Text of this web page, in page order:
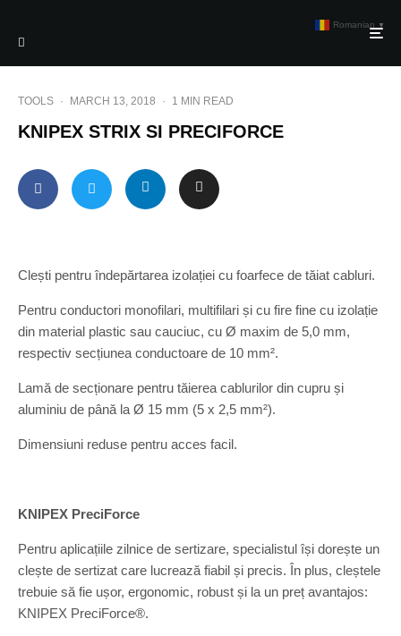
TOOLS · MARCH 13, 2018 · 1 MIN READ
KNIPEX STRIX SI PRECIFORCE
Clești pentru îndepărtarea izolației cu foarfece de tăiat cabluri.
Pentru conductori monofilari, multifilari și cu fire fine cu izolație
din material plastic sau cauciuc, cu Ø maxim de 5,0 mm,
respectiv secțiunea conductoare de 10 mm².
Lamă de secționare pentru tăierea cablurilor din cupru și
aluminiu de până la Ø 15 mm (5 x 2,5 mm²).
Dimensiuni reduse pentru acces facil.
KNIPEX PreciForce
Pentru aplicațiile zilnice de sertizare, specialistul își dorește un
clește de sertizat care lucrează fiabil și precis. În plus, cleștele
trebuie să fie ușor, ergonomic, robust și la un preț avantajos:
KNIPEX PreciForce®.
Romanian ▼